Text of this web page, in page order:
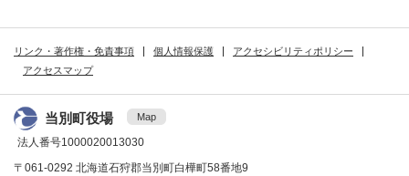
リンク・著作権・免責事項 個人情報保護
アクセシビリティポリシー
アクセスマップ
当別町役場 Map
法人番号1000020013030
〒061-0292 北海道石狩郡当別町白樺町58番地9